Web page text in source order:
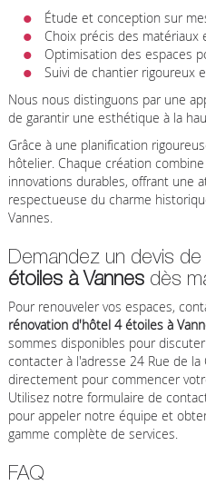
Étude et conception sur
Choix précis des matériaux
Optimisation des espaces
Suivi de chantier rigoureux
Nous nous distinguons par une
de garantir une esthétique à la
Grâce à une planification
hôtelier. Chaque création combine
innovations durables, offrant une
respectueuse du charme
Vannes.
Demandez un devis de
étoiles à Vannesdès
Pour renouveler vos espaces,
rénovation d'hôtel 4 étoiles à
sommes disponibles pour
contacter à l'adresse 24 Rue de la
directement pour commencer
Utilisez notre formulaire de
pour appeler notre équipe et
gamme complète de services.
FAQ